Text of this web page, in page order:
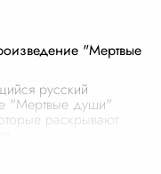
"Мертвые
русский
"Мертвые души"
раскрывают